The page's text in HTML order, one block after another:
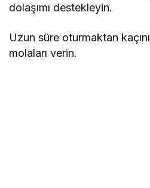
dolaşımı destekleyin.
Uzun süre oturmaktan
molaları verin.